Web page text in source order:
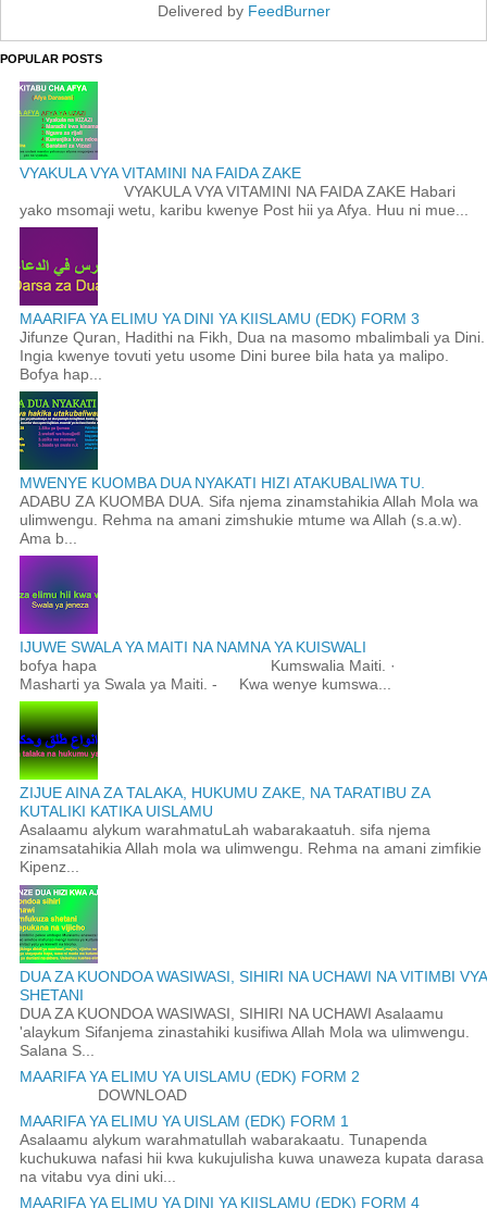
Delivered by FeedBurner
POPULAR POSTS
VYAKULA VYA VITAMINI NA FAIDA ZAKE
VYAKULA VYA VITAMINI NA FAIDA ZAKE Habari
yako msomaji wetu, karibu kwenye Post hii ya Afya. Huu ni mue...
MAARIFA YA ELIMU YA DINI YA KIISLAMU (EDK) FORM 3
Jifunze Quran, Hadithi na Fikh, Dua na masomo mbalimbali ya Dini.
Ingia kwenye tovuti yetu usome Dini buree bila hata ya malipo.
Bofya hap...
MWENYE KUOMBA DUA NYAKATI HIZI ATAKUBALIWA TU.
ADABU ZA KUOMBA DUA. Sifa njema zinamstahikia Allah Mola wa
ulimwengu. Rehma na amani zimshukie mtume wa Allah (s.a.w).
Ama b...
IJUWE SWALA YA MAITI NA NAMNA YA KUISWALI
bofya hapa Kumswalia Maiti. ·
Masharti ya Swala ya Maiti. - Kwa wenye kumswa...
ZIJUE AINA ZA TALAKA, HUKUMU ZAKE, NA TARATIBU ZA
KUTALIKI KATIKA UISLAMU
Asalaamu alykum warahmatuLah wabarakaatuh. sifa njema
zinamsatahikia Allah mola wa ulimwengu. Rehma na amani zimfikie
Kipenz...
DUA ZA KUONDOA WASIWASI, SIHIRI NA UCHAWI NA VITIMBI VYA
SHETANI
DUA ZA KUONDOA WASIWASI, SIHIRI NA UCHAWI Asalaamu
'alaykum Sifanjema zinastahiki kusifiwa Allah Mola wa ulimwengu.
Salana S...
MAARIFA YA ELIMU YA UISLAMU (EDK) FORM 2
DOWNLOAD
MAARIFA YA ELIMU YA UISLAM (EDK) FORM 1
Asalaamu alykum warahmatullah wabarakaatu. Tunapenda
kuchukuwa nafasi hii kwa kukujulisha kuwa unaweza kupata darasa
na vitabu vya dini uki...
MAARIFA YA ELIMU YA DINI YA KIISLAMU (EDK) FORM 4